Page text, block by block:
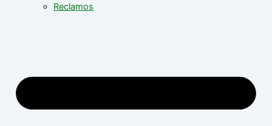
Reclamos